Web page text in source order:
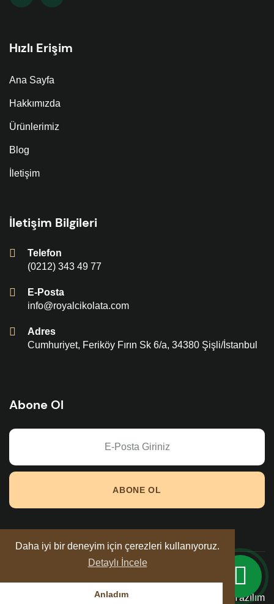
Daha iyi bir deneyim için çerezleri kullanıyoruz.
Detaylı İncele
Anladım
Hızlı Erişim
Ana Sayfa
Hakkımızda
Ürünlerimiz
Blog
İletişim
İletişim Bilgileri
Telefon
(0212) 343 49 77
E-Posta
info@royalcikolata.com
Adres
Cumhuriyet, Feriköy Fırın Sk 6/a, 34380 Şişli/İstanbul
Abone Ol
ABONE OL
Royal Çikolata © 2026 Tüm Hakları Saklıdır.
Revo Yazılım